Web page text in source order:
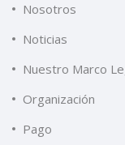
Nosotros
Noticias
Nuestro Marco
Organización
Pago